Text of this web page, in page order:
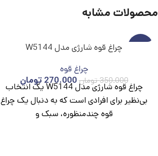
محصولات مشابه
چراغ قوه شارژی مدل W5144
چراغ قوه
350.000تومان270.000 تومان
چراغ قوه شارژی مدل W5144 یک انتخاب
بی‌نظیر برای افرادی است که به دنبال یک چراغ
قوه چندمنظوره، سبک و